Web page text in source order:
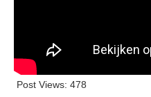
Post Views: 478